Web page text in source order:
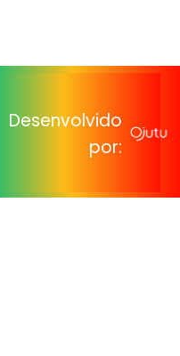
Desenvolvido
por: